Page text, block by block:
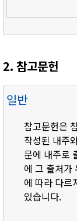
2. 참고문헌
일반
참고문헌은
작성된 내주
문에 내주로
에 그 출처가
에 따라 다르
있습니다.